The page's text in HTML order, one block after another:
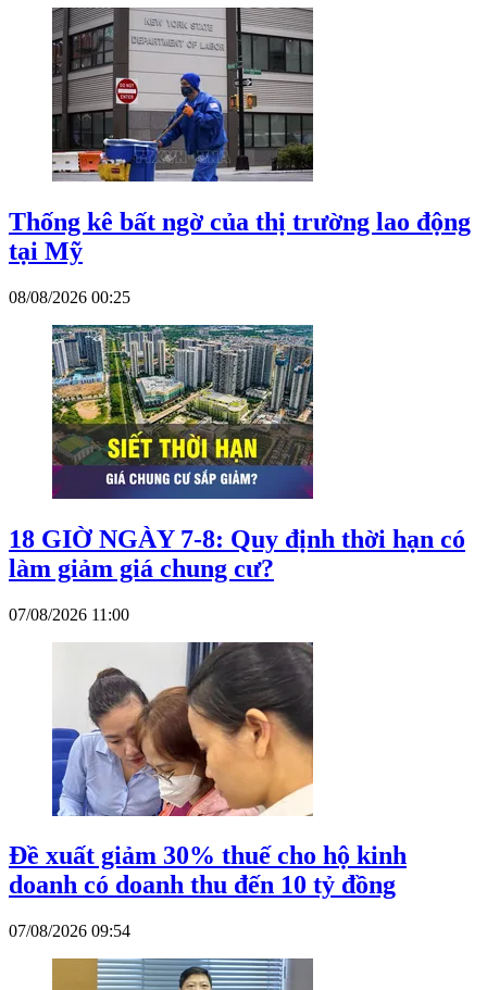
Thống kê bất ngờ của thị trường lao động
tại Mỹ
08/08/2026 00:25
18 GIỜ NGÀY 7-8: Quy định thời hạn có
làm giảm giá chung cư?
07/08/2026 11:00
Đề xuất giảm 30% thuế cho hộ kinh
doanh có doanh thu đến 10 tỷ đồng
07/08/2026 09:54